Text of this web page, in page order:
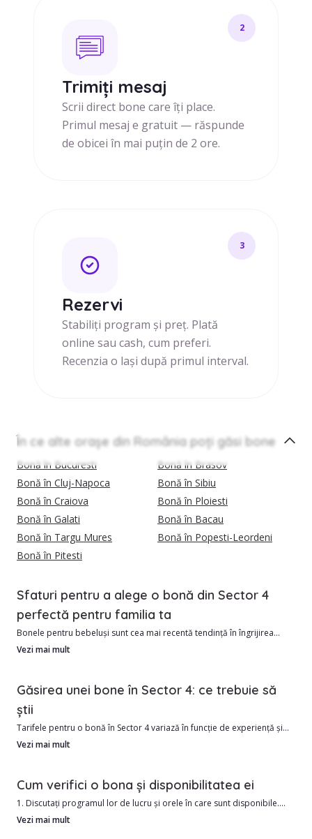
2
Trimiți mesaj
Scrii direct bone care îți place.
Primul mesaj e gratuit — răspunde
de obicei în mai puțin de 2 ore.
3
Rezervi
Stabiliți program și preț. Plată
online sau cash, cum preferi.
Recenzia o lași după primul interval.
În ce alte orașe din România poți găsi bone
Bonă în Bucuresti
Bonă în Brasov
Bonă în Cluj-Napoca
Bonă în Sibiu
Bonă în Craiova
Bonă în Ploiesti
Bonă în Galati
Bonă în Bacau
Bonă în Targu Mures
Bonă în Popesti-Leordeni
Bonă în Pitesti
Sfaturi pentru a alege o bonă din Sector 4
perfectă pentru familia ta
Bonele pentru bebeluși sunt cea mai recentă tendință în îngrijirea
copiilor.
În Sector 4 avem în momentul de față 3871 bone verificate si calificate,
Avantajele angajării unui babysitter din Sector 4 includ:
2. Îngrijire personalizată în funcție de nevoile copilului dumneavoastră
Vezi mai mult
Găsirea unei bone în Sector 4: ce trebuie să
știi
Tarifele pentru o bonă în Sector 4 variază în funcție de experiență și
program, pornind de la aproximativ 47.5 RON/oră. În zonele centrale,
Angajarea unei babysitter este un angajament mare și este important
să știi dacă persoana pe care o angajezi este potrivită pentru familia
Vezi mai mult
Cum verifici o bona și disponibilitatea ei
1. Discutați programul lor de lucru și orele în care sunt disponibile.
2. Solicitați referințe de la alte familii.
Vezi mai mult